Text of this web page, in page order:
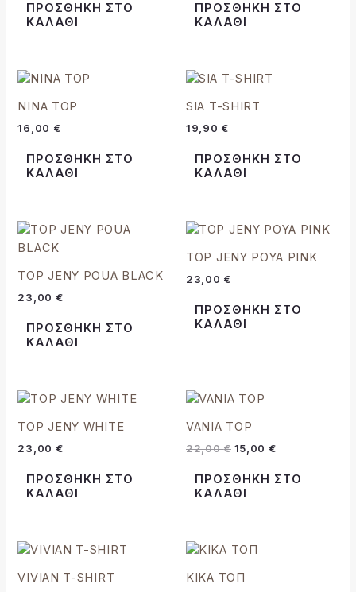
ΠΡΟΣΘΉΚΗ ΣΤΟ
ΚΑΛΆΘΙ
ΠΡΟΣΘΉΚΗ ΣΤΟ
ΚΑΛΆΘΙ
NINA TOP
16,00 €
ΠΡΟΣΘΉΚΗ ΣΤΟ
ΚΑΛΆΘΙ
SIA T-SHIRT
19,90 €
ΠΡΟΣΘΉΚΗ ΣΤΟ
ΚΑΛΆΘΙ
TOP JENY POUA BLACK
23,00 €
ΠΡΟΣΘΉΚΗ ΣΤΟ
ΚΑΛΆΘΙ
TOP JENY POYA PINK
23,00 €
ΠΡΟΣΘΉΚΗ ΣΤΟ
ΚΑΛΆΘΙ
TOP JENY WHITE
23,00 €
ΠΡΟΣΘΉΚΗ ΣΤΟ
ΚΑΛΆΘΙ
VANIA TOP
22,00€
Original
was:
15,00 €15,00 €.
ΠΡΟΣΘΉΚΗ ΣΤΟ
ΚΑΛΆΘΙ
VIVIAN T-SHIRT ΚΙΚΑ ΤΟΠ